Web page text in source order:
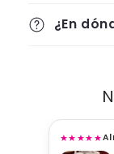
¿En
★★★★★